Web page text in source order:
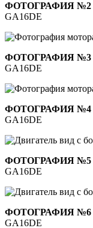
ФОТОГРАФИЯ №2
GA16DE
ФОТОГРАФИЯ №3
GA16DE
ФОТОГРАФИЯ №4
GA16DE
ФОТОГРАФИЯ №5
GA16DE
ФОТОГРАФИЯ №6
GA16DE